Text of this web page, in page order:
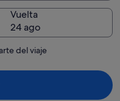
Vuelta
24 ago
del viaje